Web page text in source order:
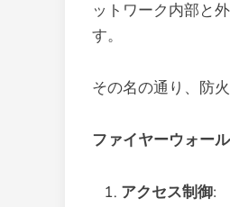
ットワーク内部と
す。
その名の通り、防
ファイヤーウォール
アクセス制御: